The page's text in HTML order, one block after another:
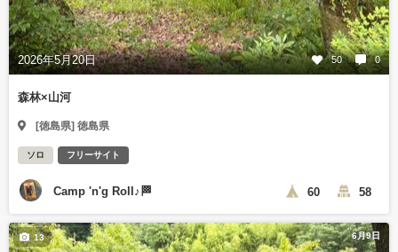
2026年5月20日 50 0
森林×山河
[徳島県] 徳島県
ソロ フリーサイト
Camp 'n'g Roll♪🏁 60 58
6月9日
13